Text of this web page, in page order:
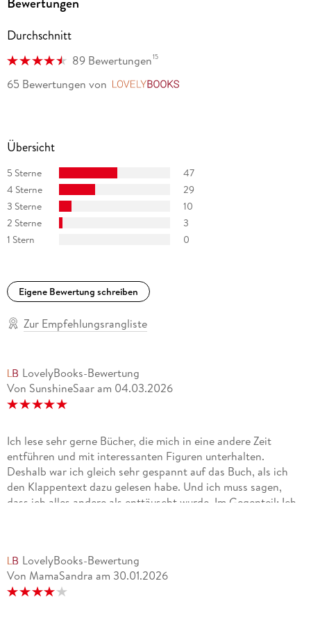
Durchschnitt
89 Bewertungen15
65 Bewertungen von
Übersicht
5 Sterne
47
4 Sterne
29
3 Sterne
10
2 Sterne
3
1 Stern
0
Eigene Bewertung schreiben
Zur Empfehlungsrangliste
LovelyBooks-Bewertung
Von SunshineSaar am 04.03.2026
Ich lese sehr gerne Bücher, die mich in eine andere Zeit
entführen und mit interessanten Figuren unterhalten.
Deshalb war ich gleich sehr gespannt auf das Buch, als ich
den Klappentext dazu gelesen habe. Und ich muss sagen,
dass ich alles andere als enttäuscht wurde. Im Gegenteil: Ich
die als Packerin in einem Teehandel anfängt, um den Verkauf
des Familienhofs im friesischen Marschland abzuwenden.
Fasziniert von dieser für sie neuen und aufregenden Welt
LovelyBooks-Bewertung
Von MamaSandra am 30.01.2026